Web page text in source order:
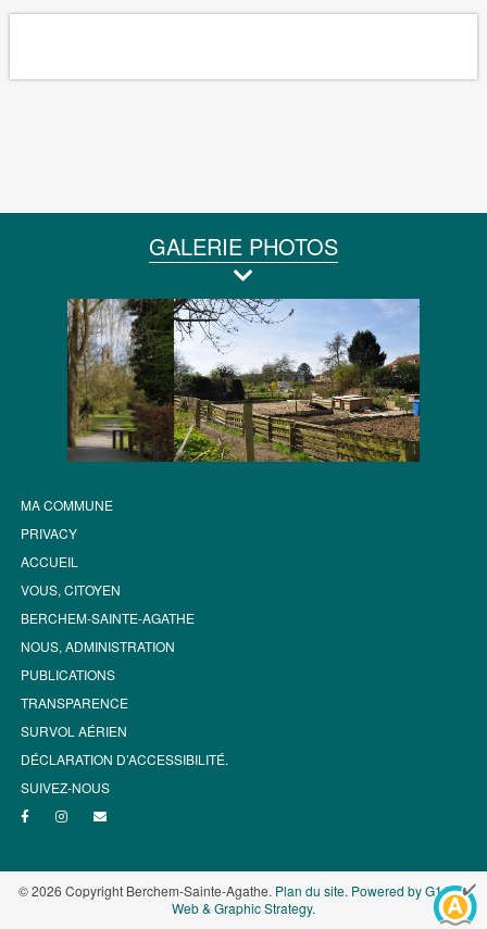
GALERIE PHOTOS
MA COMMUNE
PRIVACY
ACCUEIL
VOUS, CITOYEN
BERCHEM-SAINTE-AGATHE
NOUS, ADMINISTRATION
PUBLICATIONS
TRANSPARENCE
SURVOL AÉRIEN
DÉCLARATION D’ACCESSIBILITÉ.
SUIVEZ-NOUS
© 2026 Copyright Berchem-Sainte-Agathe. Plan du site. Powered by G1.be -
Web & Graphic Strategy.